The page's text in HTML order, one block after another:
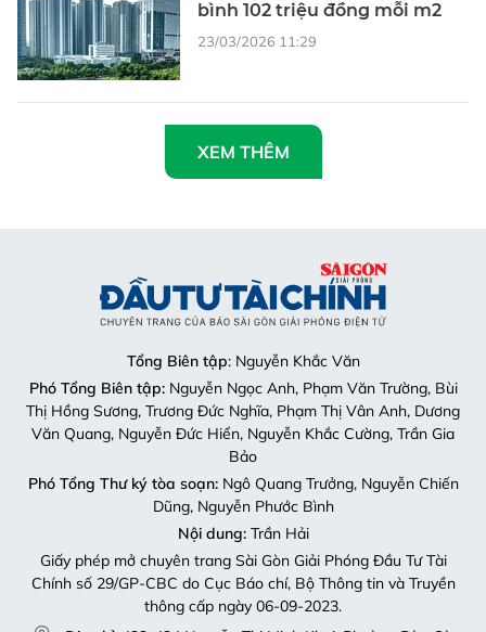
bình 102 triệu đồng mỗi m2
23/03/2026 11:29
XEM THÊM
Tổng Biên tập: Nguyễn Khắc Văn
Phó Tổng Biên tập:Nguyễn Ngọc Anh, Phạm Văn Trường, Bùi
Thị Hồng Sương, Trương Đức Nghĩa, Phạm Thị Vân Anh, Dương
Văn Quang, Nguyễn Đức Hiển, Nguyễn Khắc Cường, Trần Gia
Bảo
Phó Tổng Thư ký tòa soạn:Ngô Quang Trưởng, Nguyễn Chiến
Dũng, Nguyễn Phước Bình
Nội dung:Trần Hải
Giấy phép mở chuyên trang Sài Gòn Giải Phóng Đầu Tư Tài
Chính số 29/GP-CBC do Cục Báo chí, Bộ Thông tin và Truyền
thông cấp ngày 06-09-2023.